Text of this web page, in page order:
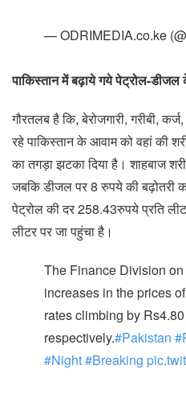
— ODRIMEDIA.co.ke
पाकिस्तान में बढ़ाये गये पेट्रोल-डीजल
गौरतलब है कि, बेरोजगारी, गरीबी,
रहे पाकिस्तान के आवाम को वहां की
का तगड़ा झटका दिया है। शाहबाज
जबकि डीजल पर 8 रुपये की बढ़ोतरी
पेट्रोल की दर 258.43रुपये प्रति
लीटर पर जा पहुंचा है।
The Finance Division
increases in the prices
rates climbing by
respectively.#Pakistan
#Night#Breaking